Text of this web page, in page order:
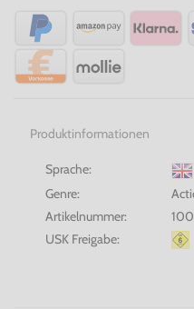
Produktinformationen
Sprache:
Genre:
Artikelnummer:
USK Freigabe: